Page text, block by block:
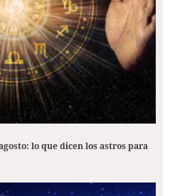
lo que dicen los astros para